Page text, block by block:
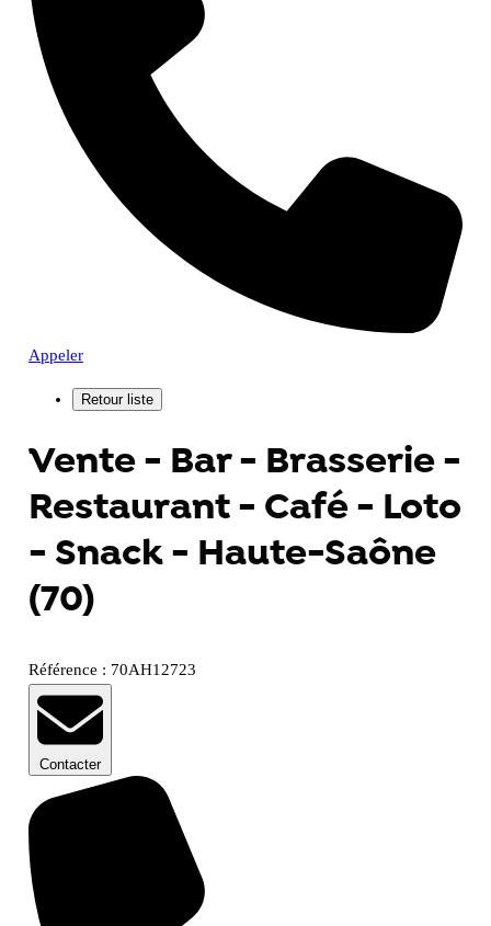
Appeler
Vente - Bar - Brasserie -
Restaurant - Café - Loto
- Snack - Haute-Saône
(70)
Référence : 70AH12723
Contacter